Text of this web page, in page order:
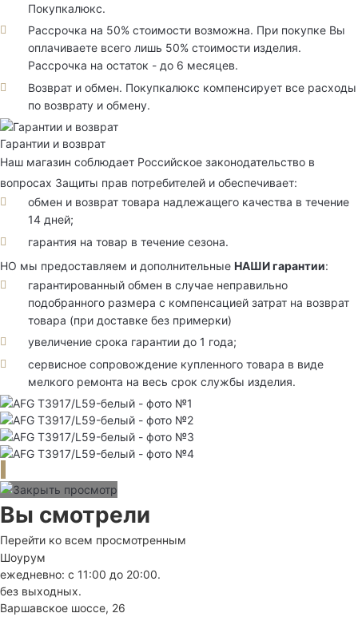
Покупкалюкс.
Рассрочка на 50% стоимости возможна. При покупке Вы
оплачиваете всего лишь 50% стоимости изделия.
Рассрочка на остаток - до 6 месяцев.
Возврат и обмен. Покупкалюкс компенсирует все расходы
по возврату и обмену.
Гарантии и возврат
Наш магазин соблюдает Российское законодательство в
вопросах Защиты прав потребителей и обеспечивает:
обмен и возврат товара надлежащего качества в течение
14 дней;
гарантия на товар в течение сезона.
НО мы предоставляем и дополнительные НАШИ гарантии:
гарантированный обмен в случае неправильно
подобранного размера с компенсацией затрат на возврат
товара (при доставке без примерки)
увеличение срока гарантии до 1 года;
сервисное сопровождение купленного товара в виде
мелкого ремонта на весь срок службы изделия.
Вы смотрели
Перейти ко всем просмотренным
Шоурум
ежедневно: с 11:00 до 20:00.
без выходных.
Варшавское шоссе, 26